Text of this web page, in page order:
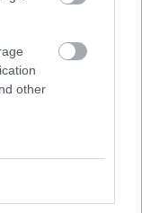
other
szombattól
a riasztás